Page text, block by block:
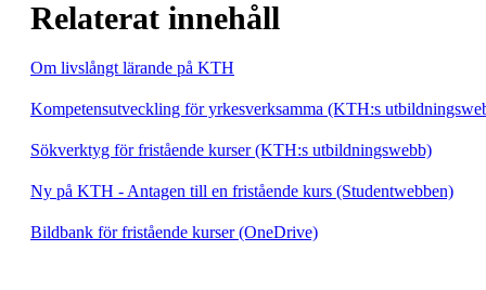
Relaterat innehåll
Om livslångt lärande på KTH
Kompetensutveckling för yrkesverksamma (KTH:s
Sökverktyg för fristående kurser (KTH:s utbildningswebb)
Ny på KTH - Antagen till en fristående kurs (Studentwebben)
Bildbank för fristående kurser (OneDrive)